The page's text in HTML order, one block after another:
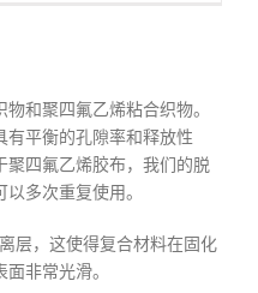
和聚四氟乙烯粘合织物。
平衡的孔隙率和释放性
聚四氟乙烯胶布，我们的脱
多次重复使用。
层，这使得复合材料在固化
非常光滑。